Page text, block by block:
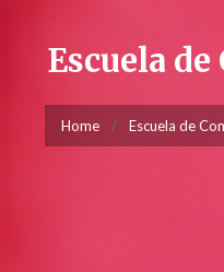
Escuela
Home Escuela de